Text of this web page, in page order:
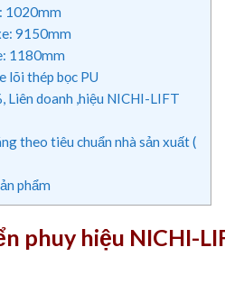
1020mm
9150mm
1180mm
lõi thép bọc PU
Liên doanh ,hiệu NICHI-LIFT
theo tiêu chuẩn nhà sản xuất (
phẩm
phuy hiệu NICHI-